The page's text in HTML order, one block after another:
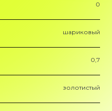
0
шариковый
0,7
золотистый